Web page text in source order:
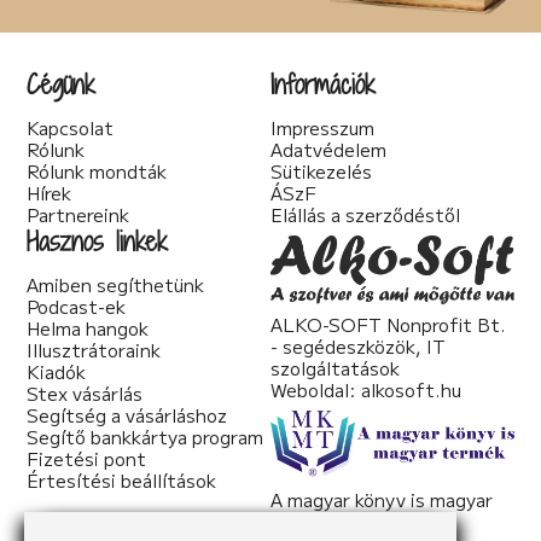
Teológia (2)
Történelmi (25)
Urban Fantasy (3)
Válogatott írások (22)
woman's fiction (2)
young adult (2)
Cégünk
Kapcsolat
Rólunk
Rólunk mondták
Hírek
Partnereink
Információk
Impresszum
Adatvédelem
Sütikezelés
ÁSzF
Elállás a szerződéstől
Hasznos linkek
Amiben segíthetünk
Podcast-ek
Helma hangok
Illusztrátoraink
Kiadók
Stex vásárlás
Segítség a vásárláshoz
Segítő bankkártya program
Fizetési pont
Értesítési beállítások
ALKO-SOFT Nonprofit Bt.
- segédeszközök, IT
szolgáltatások
Weboldal: alkosoft.hu
A magyar könyv is magyar
termék